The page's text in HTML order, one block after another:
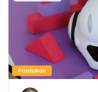
Przedszkole